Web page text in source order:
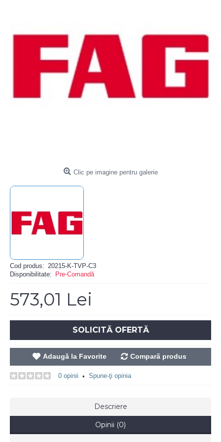
Clic pe imagine pentru galerie
Cod produs: 20215-K-TVP-C3
Disponibilitate:
Pre-Comandă
573,01 Lei
SOLICITĂ OFERTĂ
Adaugă la Favorite Compară produs
0 opinii • Spune-ţi opinia
Descriere
Opinii (0)